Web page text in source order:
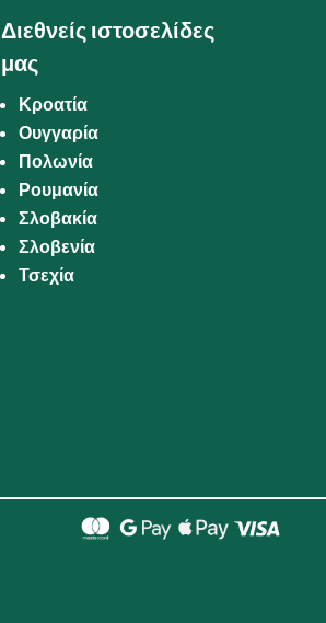
Διεθνείς ιστοσελίδες
μας
Κροατία
Ουγγαρία
Πολωνία
Ρουμανία
Σλοβακία
Σλοβενία
Τσεχία